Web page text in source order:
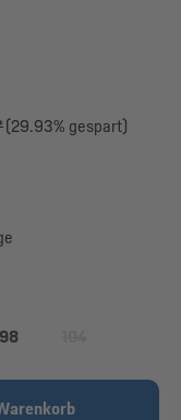
(29.93% gespart)
98
Wert ein